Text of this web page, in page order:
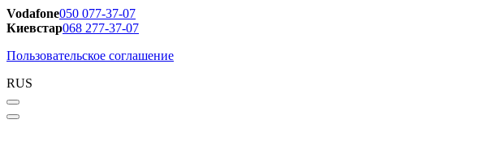
Vodafone050 077-37-07
Киевстар068 277-37-07
Пользовательское соглашение
RUS